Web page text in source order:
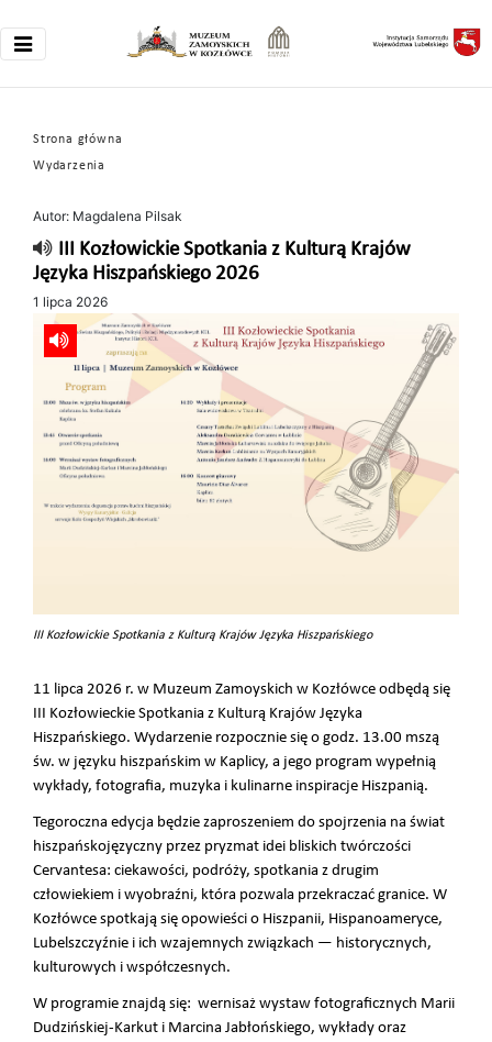
Strona główna
Wydarzenia
Autor: Magdalena Pilsak
III Kozłowickie Spotkania z Kulturą Krajów
Języka Hiszpańskiego 2026
1 lipca 2026
III Kozłowickie Spotkania z Kulturą Krajów Języka Hiszpańskiego
11 lipca 2026 r. w Muzeum Zamoyskich w Kozłówce odbędą się
III Kozłowieckie Spotkania z Kulturą Krajów Języka
Hiszpańskiego. Wydarzenie rozpocznie się o godz. 13.00 mszą
św. w języku hiszpańskim w Kaplicy, a jego program wypełnią
wykłady, fotografia, muzyka i kulinarne inspiracje Hiszpanią.
Tegoroczna edycja będzie zaproszeniem do spojrzenia na świat
hiszpańskojęzyczny przez pryzmat idei bliskich twórczości
Cervantesa: ciekawości, podróży, spotkania z drugim
człowiekiem i wyobraźni, która pozwala przekraczać granice. W
Kozłówce spotkają się opowieści o Hiszpanii, Hispanoameryce,
Lubelszczyźnie i ich wzajemnych związkach — historycznych,
kulturowych i współczesnych.
W programie znajdą się: wernisaż wystaw fotograficznych Marii
Dudzińskiej-Karkut i Marcina Jabłońskiego, wykłady oraz